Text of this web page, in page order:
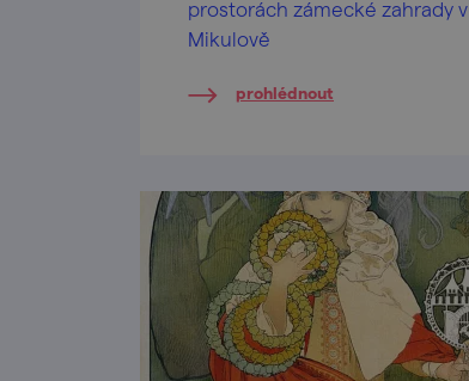
prostorách zámecké zahrady v
Mikulově
prohlédnout